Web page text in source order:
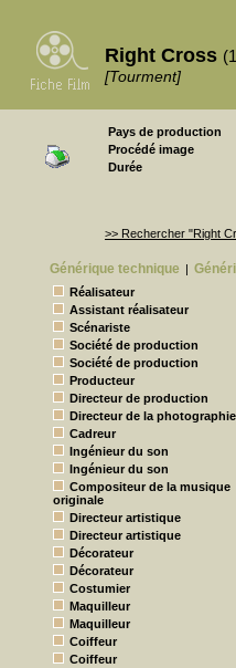
Right Cross
[Tourment]
Pays de production
Procédé image
Durée
>> Rechercher "Right
Générique technique |
Réalisateur
Assistant réalisateur
Scénariste
Société de production
Société de production
Producteur
Directeur de production
Directeur de la photographie
Cadreur
Ingénieur du son
Ingénieur du son
Compositeur de la musique
originale
Directeur artistique
Directeur artistique
Décorateur
Décorateur
Costumier
Maquilleur
Maquilleur
Coiffeur
Coiffeur